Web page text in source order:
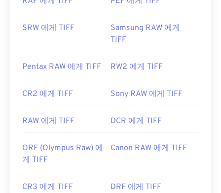
https://www.file-extensions.org/tiff-파일-확장
SRW 에게 TIFF
Samsung RAW 에게
TIFF
Pentax RAW 에게 TIFF RW2 에게 TIFF
CR2 에게 TIFF Sony RAW 에게 TIFF
RAW 에게 TIFF DCR 에게 TIFF
ORF (Olympus Raw) 에
게 TIFF
Canon RAW 에게 TIFF
CR3 에게 TIFF DRF 에게 TIFF